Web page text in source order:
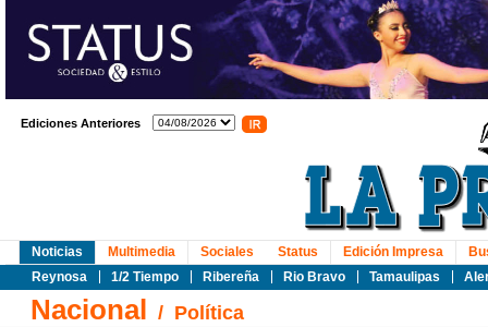
Ediciones Anteriores
Noticias
Reynosa
1/2 Tiempo Ribereña Rio Bravo Tamaulipas
Multimedia Sociales Status Edición Impresa
Nacional / Política